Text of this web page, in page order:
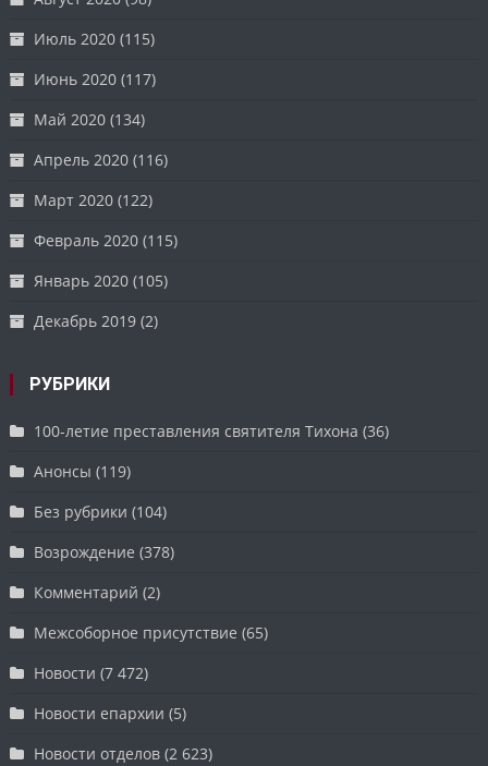
Июль 2020 (115)
Июнь 2020 (117)
Май 2020 (134)
Апрель 2020 (116)
Март 2020 (122)
Февраль 2020 (115)
Январь 2020 (105)
Декабрь 2019 (2)
РУБРИКИ
100-летие преставления святителя Тихона (36)
Анонсы (119)
Без рубрики (104)
Возрождение (378)
Комментарий (2)
Межсоборное присутствие (65)
Новости (7 472)
Новости епархии (5)
Новости отделов (2 623)